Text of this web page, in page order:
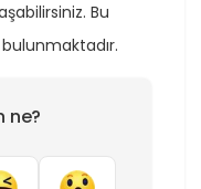
Bu
ne?